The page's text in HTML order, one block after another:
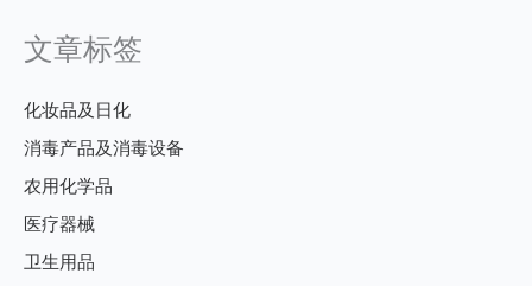
文章标签
化妆品及日化
消毒产品及消毒设备
农用化学品
医疗器械
卫生用品